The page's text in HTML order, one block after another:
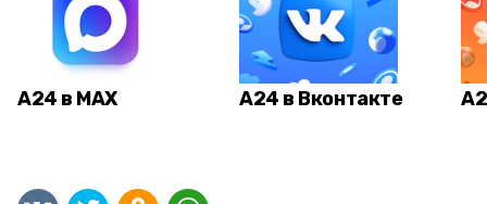
А24 в MAX А24 в Вконтакте